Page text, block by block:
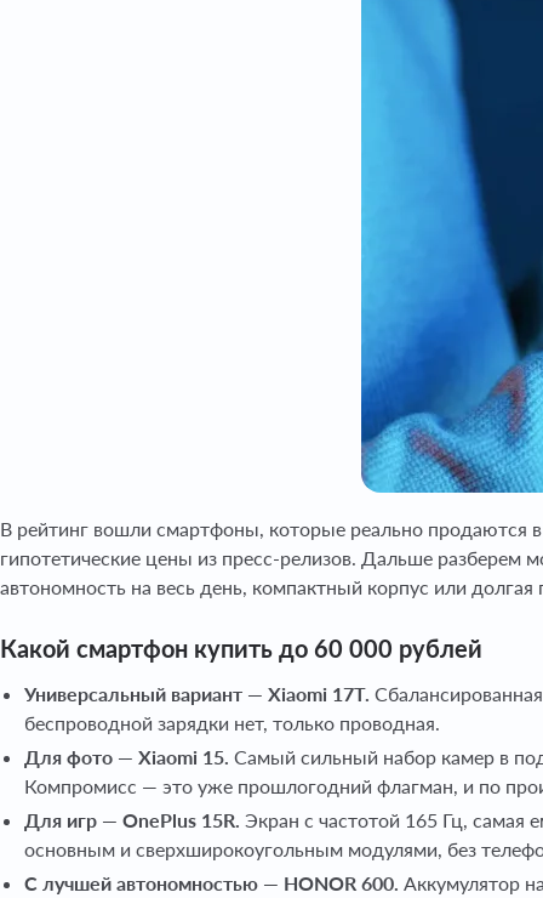
В рейтинг вошли смартфоны, которые реально продаются
гипотетические цены из пресс-релизов. Дальше
автономность на весь день, компактный корпус или
Какой смартфон купить до 60 000 рублей
Универсальный вариант — Xiaomi 17T.
беспроводной зарядки нет, только проводная.
Для фото — Xiaomi 15. Самый сильный набор камер в
Компромисс — это уже прошлогодний флагман, и по
Для игр — OnePlus 15R. Экран с частотой 165 Гц, самая
основным и сверхширокоугольным модулями, без
С лучшей автономностью — HONOR 600. Аккумулятор